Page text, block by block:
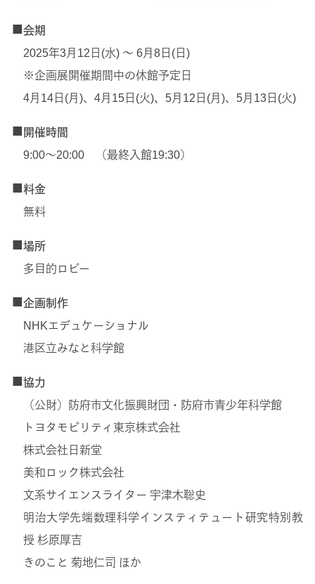
■会期
2025年3月12日(水) ～ 6月8日(日)
※企画展開催期間中の休館予定日
4月14日(月)、4月15日(火)、5月12日(月)、5月13日(火)
■開催時間
9:00～20:00 （最終入館19:30）
■料金
無料
■場所
多目的ロビー
■企画制作
NHKエデュケーショナル
港区立みなと科学館
■協力
（公財）防府市文化振興財団・防府市青少年科学館
トヨタモビリティ東京株式会社
株式会社日新堂
美和ロック株式会社
文系サイエンスライター 宇津木聡史
明治大学先端数理科学インスティテュート研究特別教
授 杉原厚吉
きのこと 菊地仁司 ほか